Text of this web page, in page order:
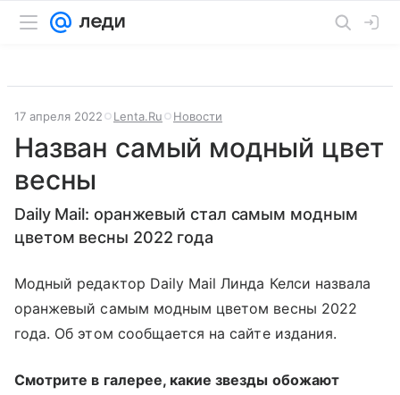
17 апреля 2022 Lenta.Ru Новости
Назван самый модный цвет
весны
Daily Mail: оранжевый стал самым модным
цветом весны 2022 года
Модный редактор Daily Mail Линда Келси назвала
оранжевый самым модным цветом весны 2022
года. Об этом сообщается на сайте издания.
Смотрите в галерее, какие звезды обожают